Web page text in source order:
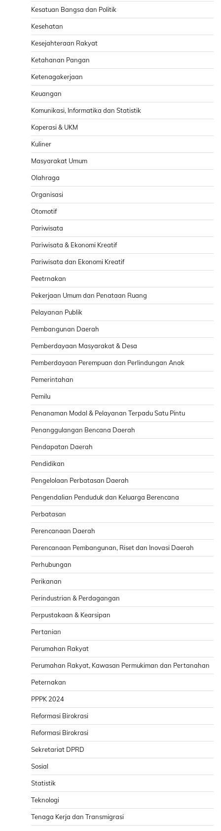
Kesatuan Bangsa dan Politik
Kesehatan
Kesejahteraan Rakyat
Ketahanan Pangan
Ketenagakerjaan
Keuangan
Komunikasi, Informatika dan Statistik
Koperasi & UKM
Kuliner
Masyarakat Umum
Olahraga
Organisasi
Otomotif
Pariwisata
Pariwisata & Ekonomi Kreatif
Pariwisata dan Ekonomi Kreatif
Peetrnakan
Pekerjaan Umum dan Penataan Ruang
Pelayanan Publik
Pembangunan Daerah
Pemberdayaan Masyarakat & Desa
Pemberdayaan Perempuan dan Perlindungan Anak
Pemerintahan
Pemilu
Penanaman Modal & Pelayanan Terpadu Satu Pintu
Penanggulangan Bencana Daerah
Pendapatan Daerah
Pendidikan
Pengelolaan Perbatasan Daerah
Pengendalian Penduduk dan Keluarga Berencana
Perbatasan
Perencanaan Daerah
Perencanaan Pembangunan, Riset dan Inovasi Daerah
Perhubungan
Perikanan
Perindustrian & Perdagangan
Perpustakaan & Kearsipan
Pertanian
Perumahan Rakyat
Perumahan Rakyat, Kawasan Permukiman dan Pertanahan
Peternakan
PPPK 2024
Reformasi Birokrasi
Reformasi Birokrasi
Sekretariat DPRD
Sosial
Statistik
Teknologi
Tenaga Kerja dan Transmigrasi